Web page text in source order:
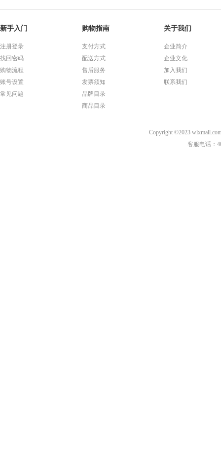
新手入门
注册登录
找回密码
购物流程
账号设置
常见问题
购物指南
支付方式
配送方式
售后服务
发票须知
品牌目录
商品目录
关于我们
企业简介
企业文化
加入我们
联系我们
Copyright ©2023
客服电话：